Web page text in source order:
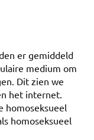
er gemiddeld
medium om
Dit zien we
het internet.
homoseksueel
homoseksueel